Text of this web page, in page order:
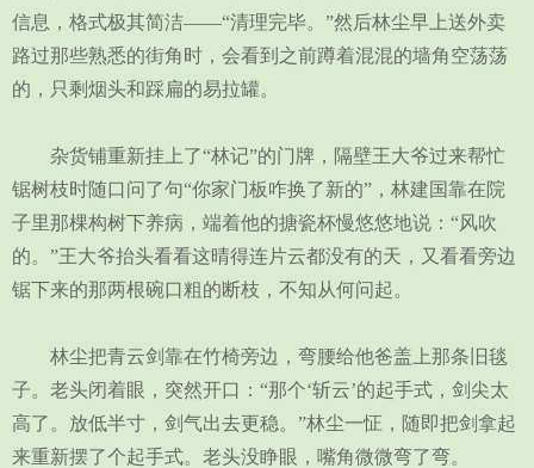
信息，格式极其简洁——“清理完毕。”然后林尘早上送外卖
路过那些熟悉的街角时，会看到之前蹲着混混的墙角空荡荡
的，只剩烟头和踩扁的易拉罐。
杂货铺重新挂上了“林记”的门牌，隔壁王大爷过来帮忙
锯树枝时随口问了句“你家门板咋换了新的”，林建国靠在院
子里那棵构树下养病，端着他的搪瓷杯慢悠悠地说：“风吹
的。”王大爷抬头看看这晴得连片云都没有的天，又看看旁边
锯下来的那两根碗口粗的断枝，不知从何问起。
林尘把青云剑靠在竹椅旁边，弯腰给他爸盖上那条旧毯
子。老头闭着眼，突然开口：“那个‘斩云’的起手式，剑尖太
高了。放低半寸，剑气出去更稳。”林尘一怔，随即把剑拿起
来重新摆了个起手式。老头没睁眼，嘴角微微弯了弯。